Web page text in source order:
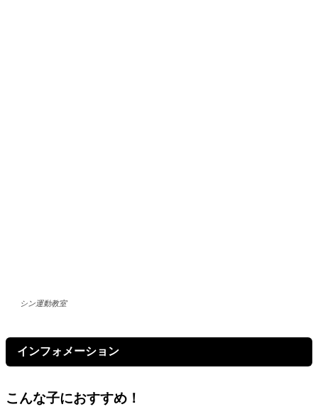
シン運動教室
インフォメーション
こんな子におすすめ！